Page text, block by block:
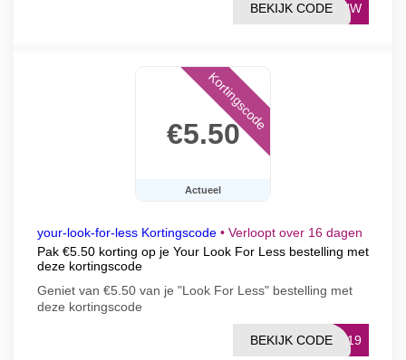
ROUW
BEKIJK CODE
€5.50
Actueel
Kortingscode
your-look-for-less Kortingscode • Verloopt over 16 dagen
Pak €5.50 korting op je Your Look For Less bestelling met
deze kortingscode
Geniet van €5.50 van je "Look For Less" bestelling met
deze kortingscode
OM19
BEKIJK CODE